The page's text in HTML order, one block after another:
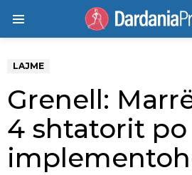
LAJME
Grenell:
4 shtatorit po